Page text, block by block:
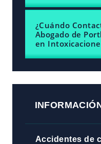
¿Cuándo
Abogado de
en
Accidentes de